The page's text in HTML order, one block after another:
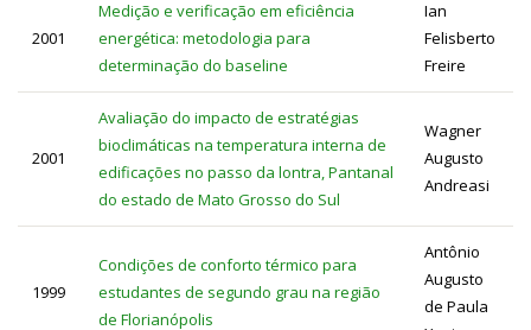
2001
Medição e verificação em eficiência
energética: metodologia para
determinação do baseline
Ian
Felisberto
Freire
2001
Avaliação do impacto de estratégias
bioclimáticas na temperatura interna de
edificações no passo da lontra, Pantanal
do estado de Mato Grosso do Sul
Wagner
Augusto
Andreasi
1999
Condições de conforto térmico para
estudantes de segundo grau na região
de Florianópolis
Antônio
Augusto
de Paula